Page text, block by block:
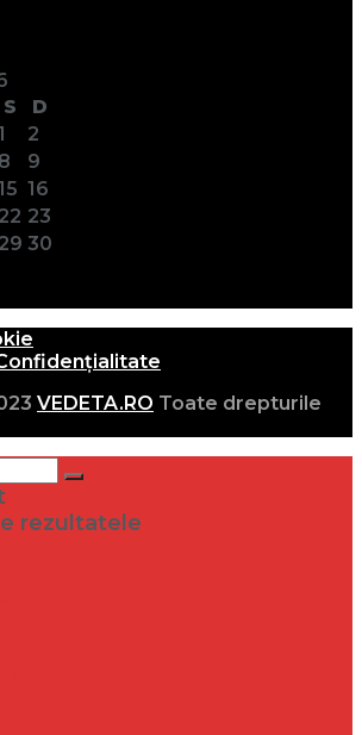
S
D
2
8
9
16
22 23
29 30
VEDETA.RO Toate drepturile
rezultatele